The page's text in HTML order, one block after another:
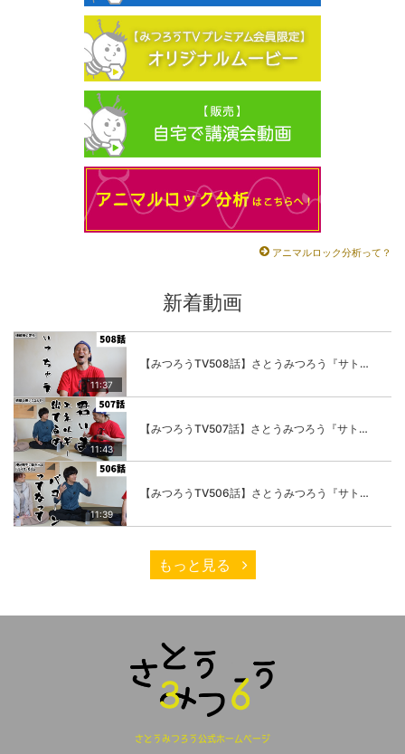
アニマルロック分析って？
新着動画
11:37
【みつろうTV508話】さとうみつろう『サトレル男塾』編④「“毎日”が変わります。楽しく」
11:43
【みつろうTV507話】さとうみつろう『サトレル男塾』編③「快楽は“自分のカラダの内側”にしかない」
11:39
【みつろうTV506話】さとうみつろう『サトレル男塾』編②「不思議な棒をお尻に…」
もっと見る
さとうみつろう公式ホームページ